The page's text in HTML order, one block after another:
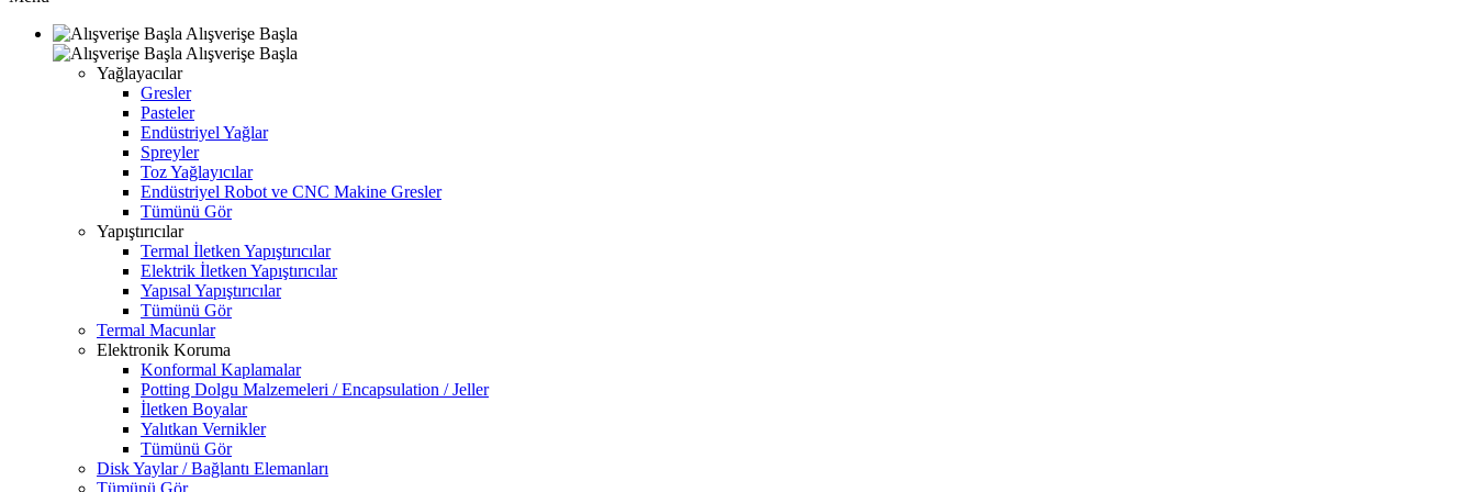
Alışverişe Başla
Alışverişe Başla
Yağlayacılar
Gresler
Pasteler
Endüstriyel Yağlar
Spreyler
Toz Yağlayıcılar
Endüstriyel Robot ve CNC Makine Gresler
Tümünü Gör
Yapıştırıcılar
Termal İletken Yapıştırıcılar
Elektrik İletken Yapıştırıcılar
Yapısal Yapıştırıcılar
Tümünü Gör
Termal Macunlar
Elektronik Koruma
Konformal Kaplamalar
Potting Dolgu Malzemeleri / Encapsulation / Jeller
İletken Boyalar
Yalıtkan Vernikler
Tümünü Gör
Disk Yaylar / Bağlantı Elemanları
Tümünü Gör